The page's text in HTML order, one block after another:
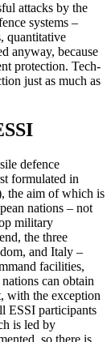
attacks by the
sys­tems –
quantitative
any­way, because
protection. Tech­
just as much as
defence
formulated in
the aim of which is
nations – not
military
the three
and Italy –
facil­ities,
can obtain
with the exception
ESSI participants
is led by